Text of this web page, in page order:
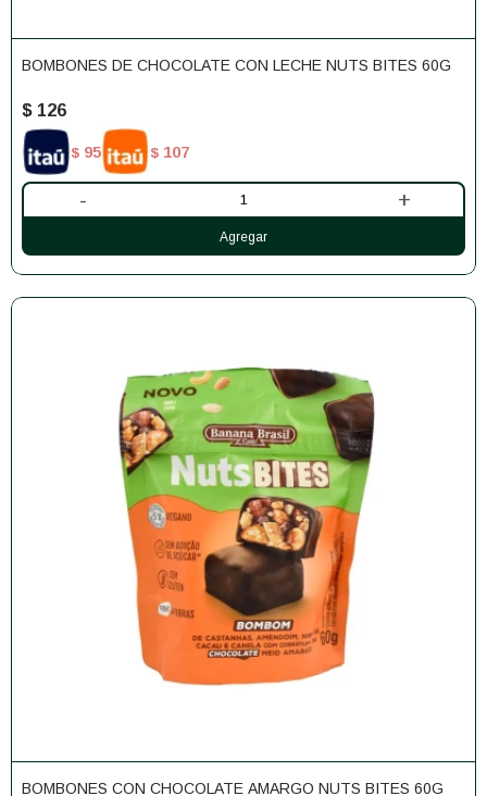
BOMBONES DE CHOCOLATE CON LECHE NUTS BITES 60G
$ 126
$ 95 $ 107
- +
BOMBONES CON CHOCOLATE AMARGO NUTS BITES 60G